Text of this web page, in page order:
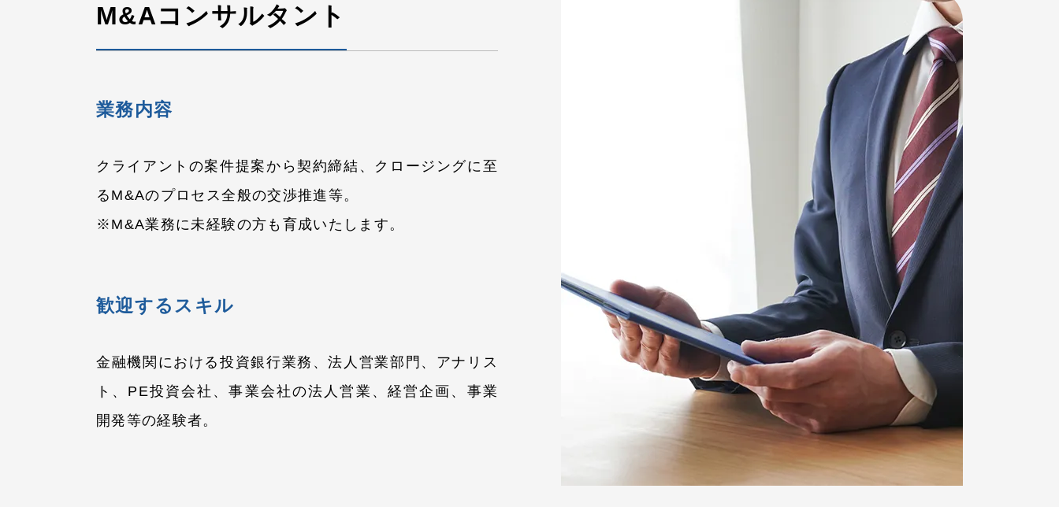
M&Aコンサルタント
業務内容
クライアントの案件提案から契約締結、クロージングに至
るM&Aのプロセス全般の交渉推進等。
※M&A業務に未経験の方も育成いたします。
歓迎するスキル
金融機関における投資銀行業務、法人営業部門、アナリス
ト、PE投資会社、事業会社の法人営業、経営企画、事業
開発等の経験者。